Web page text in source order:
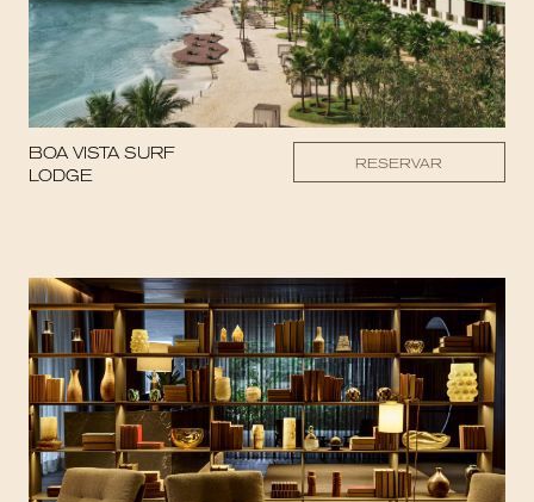
BOA VISTA SURF
LODGE
RESERVAR